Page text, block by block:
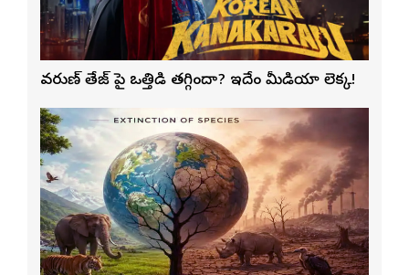
వరుణ్ తేజ్‌ పై ఒత్తిడి తగ్గిందా? ఇదేం మీడియా లెక్క!